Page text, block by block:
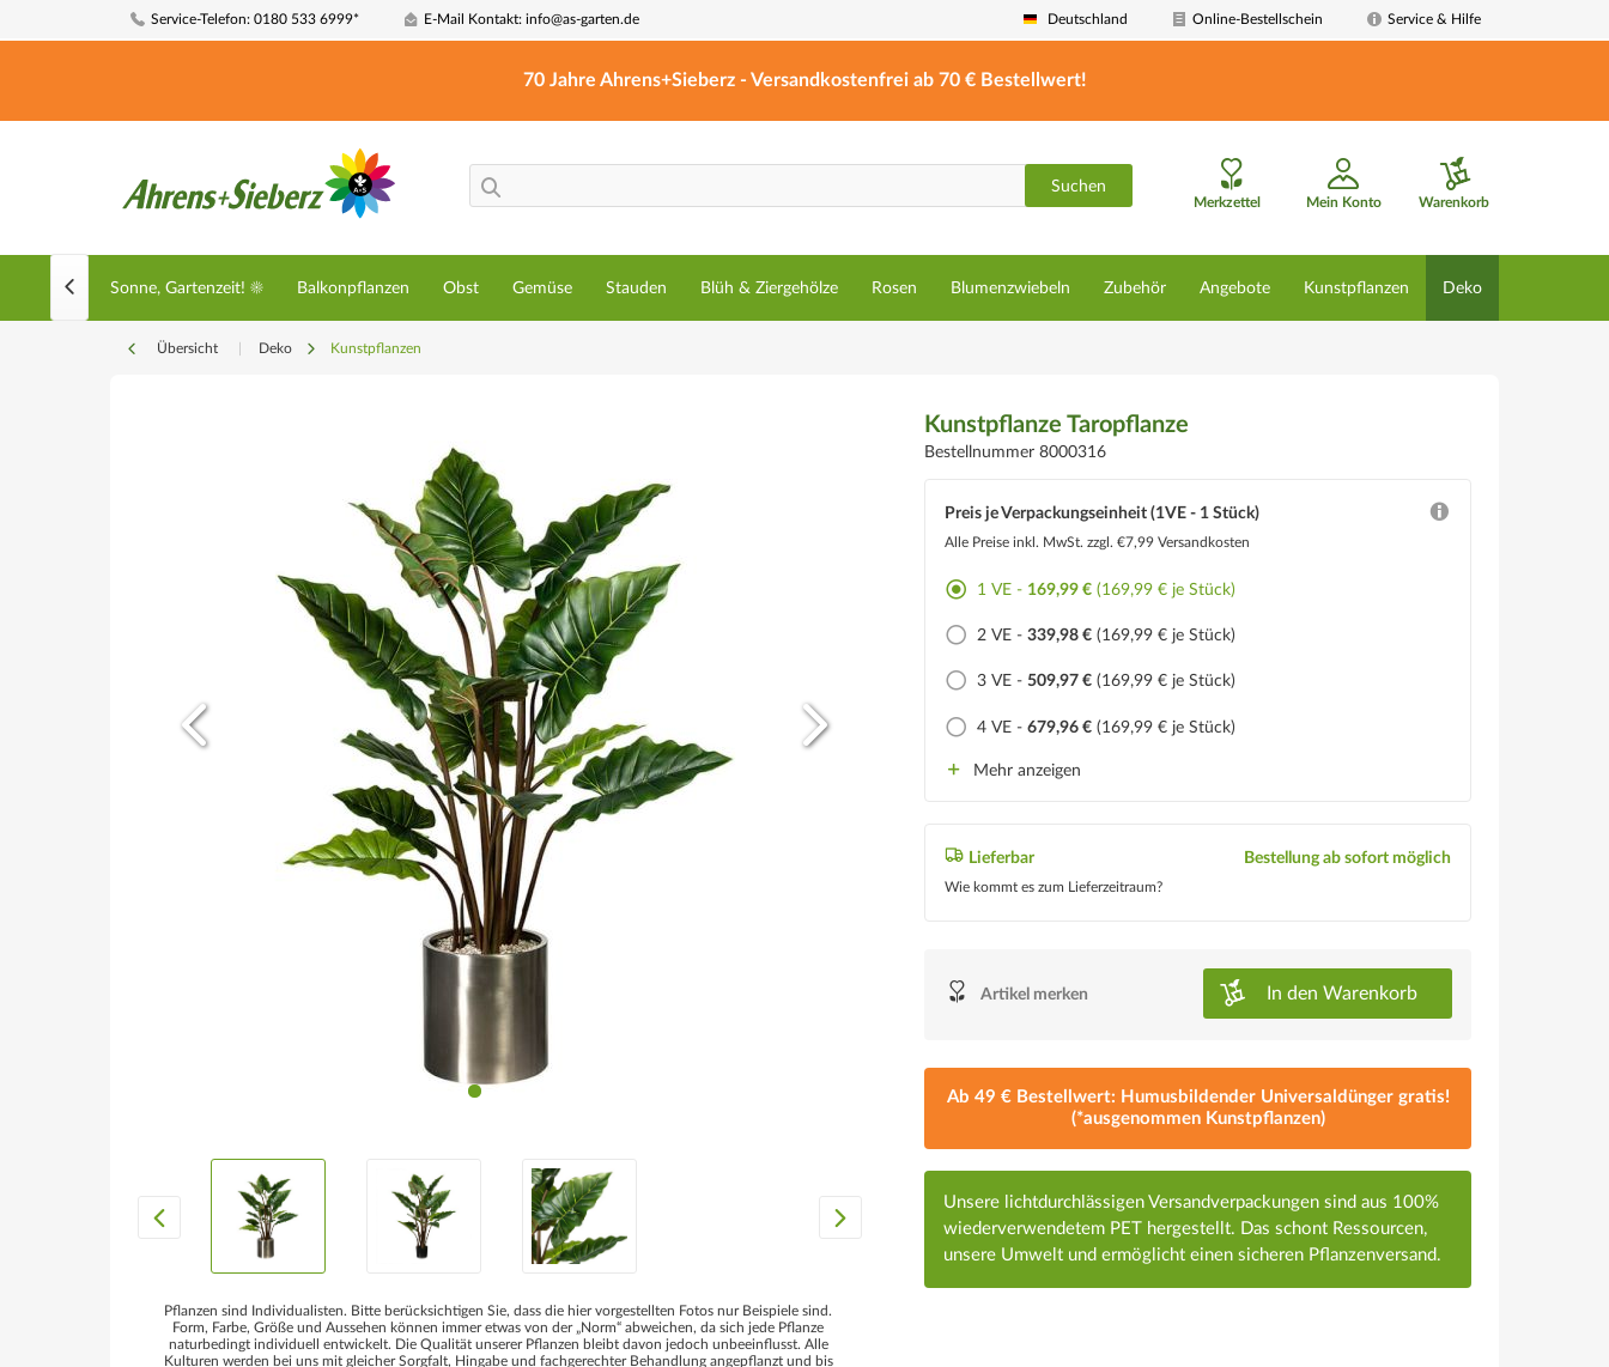
Service-Telefon: 0180 533 6999* E-Mail Kontakt: info@as-garten.de Deutschland Online-Bestellschein Service & Hilfe
70 Jahre Ahrens+Sieberz - Versandkostenfrei ab 70 € Bestellwert!
Suchen
Merkzettel Mein Konto Warenkorb
☀️ Sommer, Sonne, Gartenzeit! ☀️ Balkonpflanzen Obst Gemüse Stauden Blüh & Ziergehölze Rosen Blumenzwiebeln Zubehör Angebote Kunstpflanzen Deko

Übersicht Deko Kunstpflanzen
Pflanzen sind Individualisten. Bitte berücksichtigen Sie, dass die hier vorgestellten Fotos nur Beispiele sind.
Form, Farbe, Größe und Aussehen können immer etwas von der „Norm“ abweichen, da sich jede Pflanze
naturbedingt individuell entwickelt. Die Qualität unserer Pflanzen bleibt davon jedoch unbeeinflusst. Alle
Kulturen werden bei uns mit gleicher Sorgfalt, Hingabe und fachgerechter Behandlung angepflanzt und bis
Kunstpflanze Taropflanze
Bestellnummer 8000316
Preis je Verpackungseinheit (1VE - 1 Stück)
Alle Preise inkl. MwSt.zzgl. €7,99 Versandkosten
1 VE - 169,99 € (169,99 € je Stück)
2 VE -339,98 € (169,99 € je Stück)
3 VE -509,97 € (169,99 € je Stück)
4 VE -679,96 € (169,99 € je Stück)
Mehr anzeigen
Lieferbar
Wie kommt es zum Lieferzeitraum?
Bestellung ab sofort möglich
Artikel merken In den Warenkorb
Ab 49 € Bestellwert: Humusbildender Universaldünger gratis!
(*ausgenommen Kunstpflanzen)
Unsere lichtdurchlässigen Versandverpackungen sind aus 100%
wiederverwendetem PET hergestellt. Das schont Ressourcen,
unsere Umwelt und ermöglicht einen sicheren Pflanzenversand.